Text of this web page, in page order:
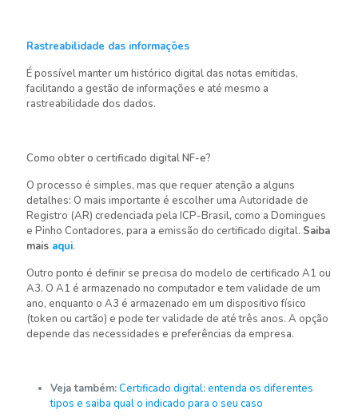
Rastreabilidade das informações
É possível manter um histórico digital das notas emitidas,
facilitando a gestão de informações e até mesmo a
rastreabilidade dos dados.
Como obter o certificado digital NF-e?
O processo é simples, mas que requer atenção a alguns
detalhes: O mais importante é escolher uma Autoridade de
Registro (AR) credenciada pela ICP-Brasil, como a Domingues
e Pinho Contadores, para a emissão do certificado digital. Saiba
mais aqui.
Outro ponto é definir se precisa do modelo de certificado A1 ou
A3. O A1 é armazenado no computador e tem validade de um
ano, enquanto o A3 é armazenado em um dispositivo físico
(token ou cartão) e pode ter validade de até três anos. A opção
depende das necessidades e preferências da empresa.
Veja também:Certificado digital: entenda os diferentes
tipos e saiba qual o indicado para o seu caso